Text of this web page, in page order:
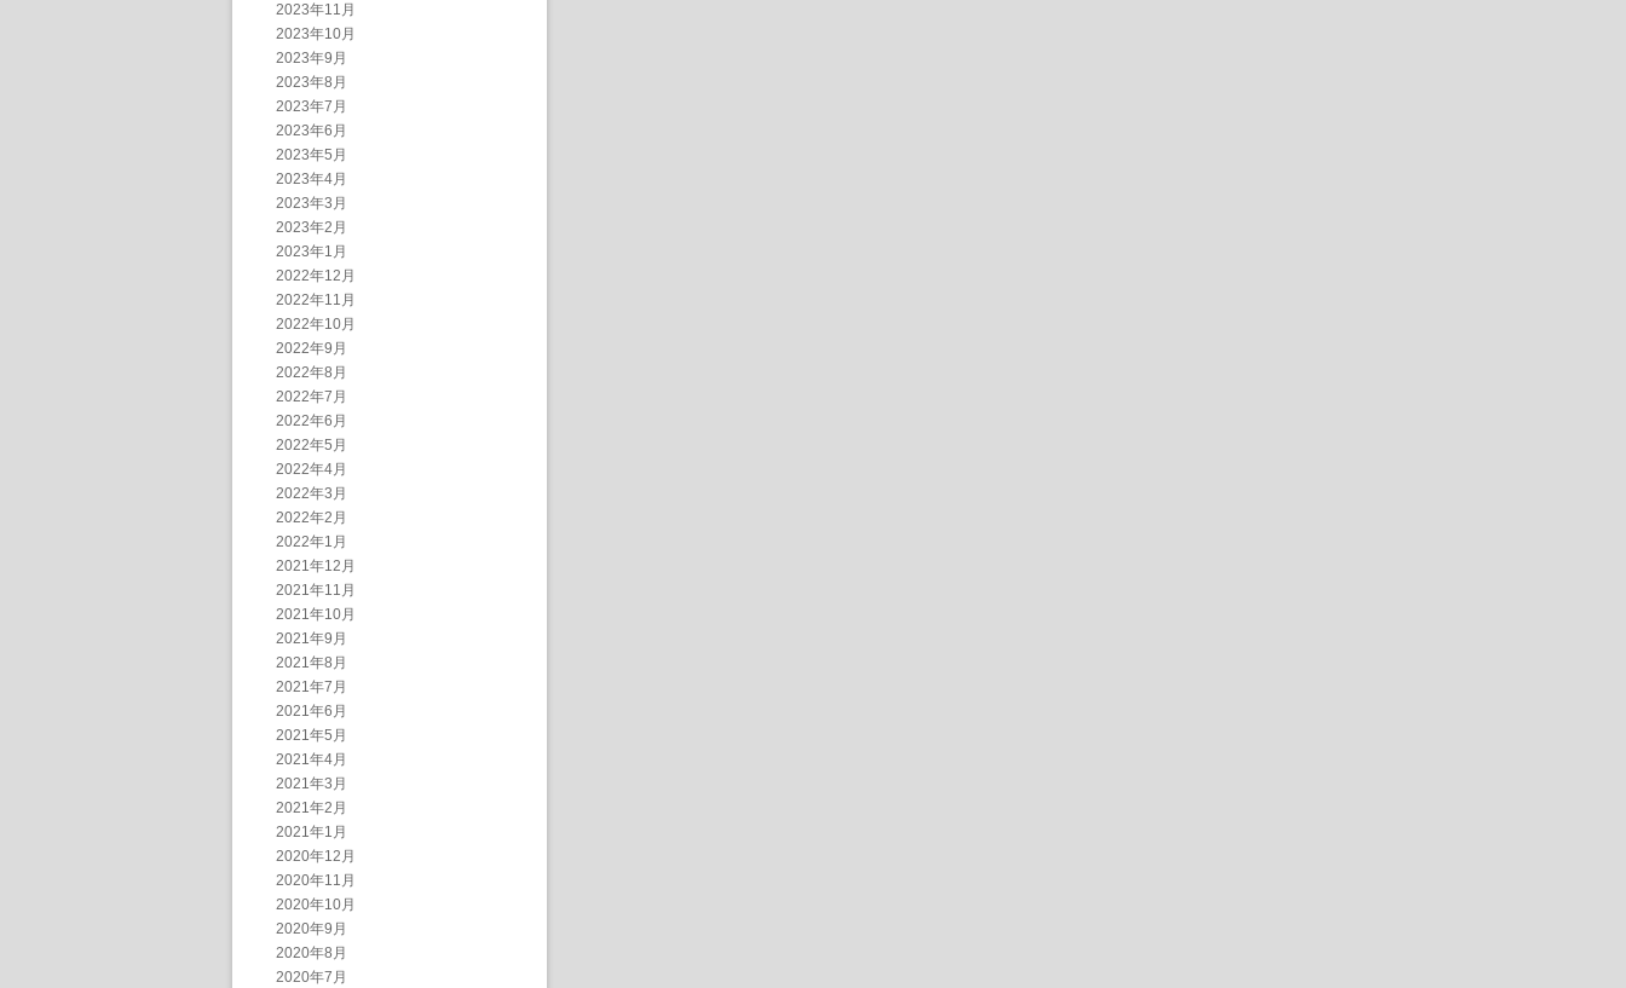
2023年11月
2023年10月
2023年9月
2023年8月
2023年7月
2023年6月
2023年5月
2023年4月
2023年3月
2023年2月
2023年1月
2022年12月
2022年11月
2022年10月
2022年9月
2022年8月
2022年7月
2022年6月
2022年5月
2022年4月
2022年3月
2022年2月
2022年1月
2021年12月
2021年11月
2021年10月
2021年9月
2021年8月
2021年7月
2021年6月
2021年5月
2021年4月
2021年3月
2021年2月
2021年1月
2020年12月
2020年11月
2020年10月
2020年9月
2020年8月
2020年7月